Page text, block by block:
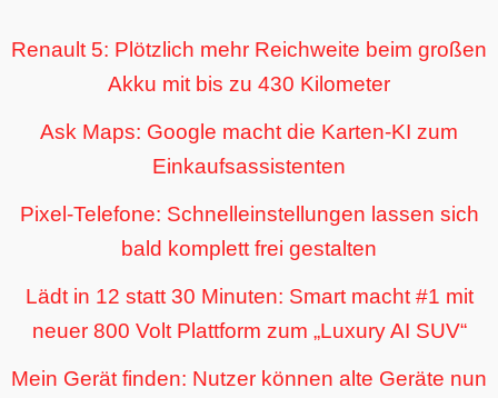
Renault 5: Plötzlich mehr Reichweite beim großen
Akku mit bis zu 430 Kilometer
Ask Maps: Google macht die Karten-KI zum
Einkaufsassistenten
Pixel-Telefone: Schnelleinstellungen lassen sich
bald komplett frei gestalten
Lädt in 12 statt 30 Minuten: Smart macht #1 mit
neuer 800 Volt Plattform zum „Luxury AI SUV“
Mein Gerät finden: Nutzer können alte Geräte nun